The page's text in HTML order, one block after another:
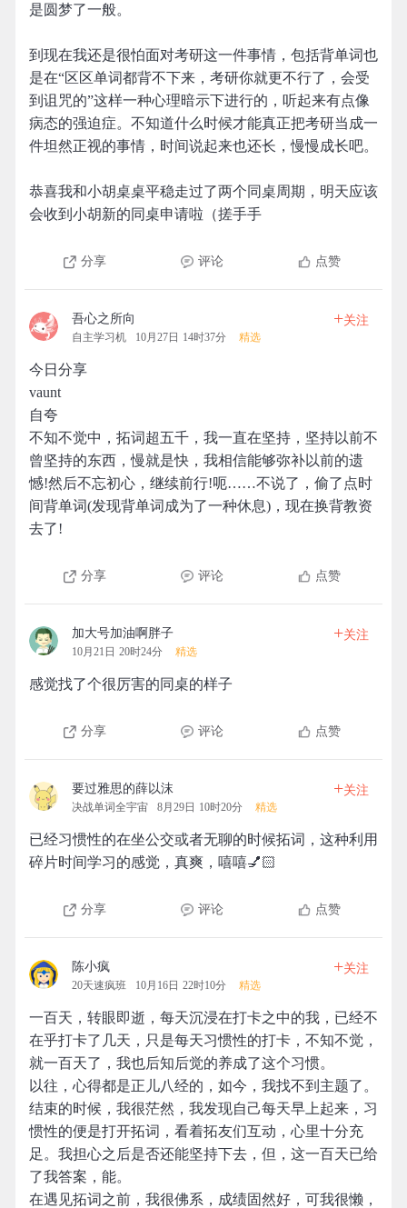
是圆梦了一般。
到现在我还是很怕面对考研这一件事情，包括背单词也
是在“区区单词都背不下来，考研你就更不行了，会受
到诅咒的”这样一种心理暗示下进行的，听起来有点像
病态的强迫症。不知道什么时候才能真正把考研当成一
件坦然正视的事情，时间说起来也还长，慢慢成长吧。
恭喜我和小胡桌桌平稳走过了两个同桌周期，明天应该
会收到小胡新的同桌申请啦（搓手手
分享 评论 点赞
吾心之所向
自主学习机 10月27日 14时37分 精选
+关注
今日分享
vaunt
自夸
不知不觉中，拓词超五千，我一直在坚持，坚持以前不
曾坚持的东西，慢就是快，我相信能够弥补以前的遗
憾!然后不忘初心，继续前行!呃……不说了，偷了点时
间背单词(发现背单词成为了一种休息)，现在换背教资
去了!
分享 评论 点赞
加大号加油啊胖子
10月21日 20时24分 精选
+关注
感觉找了个很厉害的同桌的样子
分享 评论 点赞
要过雅思的薛以沫
决战单词全宇宙 8月29日 10时20分 精选
+关注
已经习惯性的在坐公交或者无聊的时候拓词，这种利用
碎片时间学习的感觉，真爽，嘻嘻💅🏻
分享 评论 点赞
陈小疯
20天速疯班 10月16日 22时10分 精选
+关注
一百天，转眼即逝，每天沉浸在打卡之中的我，已经不
在乎打卡了几天，只是每天习惯性的打卡，不知不觉，
就一百天了，我也后知后觉的养成了这个习惯。
以往，心得都是正儿八经的，如今，我找不到主题了。
结束的时候，我很茫然，我发现自己每天早上起来，习
惯性的便是打开拓词，看着拓友们互动，心里十分充
足。我担心之后是否还能坚持下去，但，这一百天已给
了我答案，能。
在遇见拓词之前，我很佛系，成绩固然好，可我很懒，